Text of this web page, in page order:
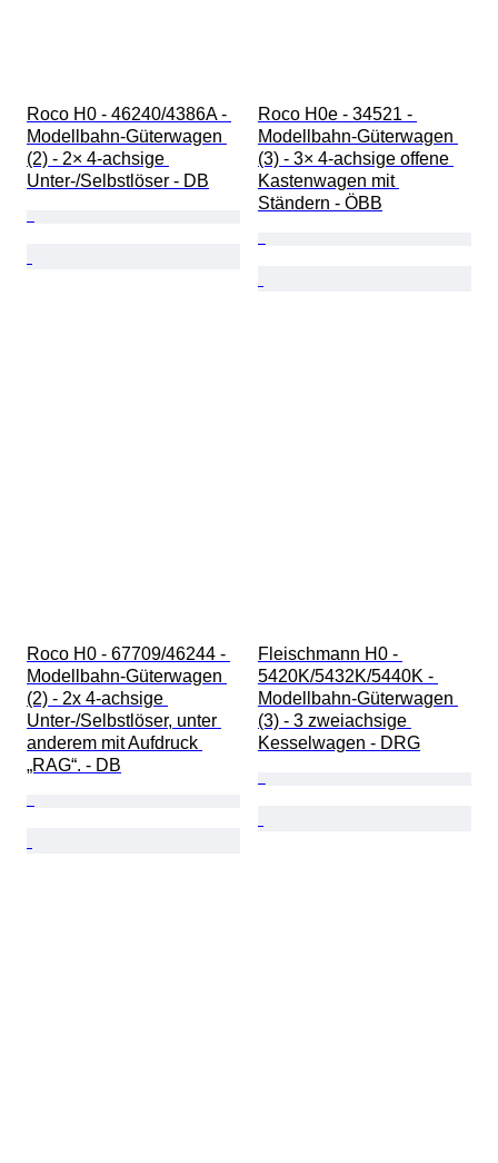
Roco H0 - 46240/4386A -
Modellbahn-Güterwagen
(2) - 2× 4‑achsige
Unter-/Selbstlöser - DB
Roco H0e - 34521 -
Modellbahn-Güterwagen
(3) - 3× 4-achsige offene
Kastenwagen mit
Ständern - ÖBB
Roco H0 - 67709/46244 -
Modellbahn-Güterwagen
(2) - 2x 4-achsige
Unter-/Selbstlöser, unter
anderem mit Aufdruck
„RAG“. - DB
Fleischmann H0 -
5420K/5432K/5440K -
Modellbahn-Güterwagen
(3) - 3 zweiachsige
Kesselwagen - DRG